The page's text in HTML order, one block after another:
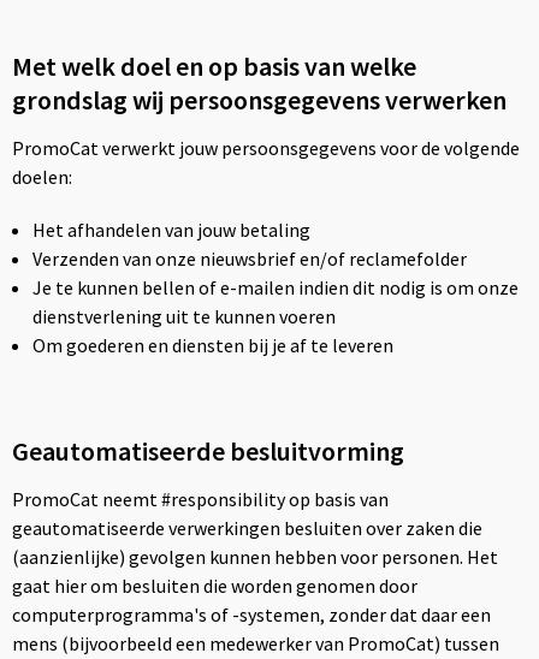
Reistassensets
Papieren tassen
Waterbestendige tassen
Duffeltassen
Met welk doel en op basis van welke
grondslag wij persoonsgegevens verwerken
PromoCat verwerkt jouw persoonsgegevens voor de volgende
doelen:
Het afhandelen van jouw betaling
Verzenden van onze nieuwsbrief en/of reclamefolder
Je te kunnen bellen of e-mailen indien dit nodig is om onze
dienstverlening uit te kunnen voeren
Om goederen en diensten bij je af te leveren
Geautomatiseerde besluitvorming
PromoCat neemt #responsibility op basis van
geautomatiseerde verwerkingen besluiten over zaken die
(aanzienlijke) gevolgen kunnen hebben voor personen. Het
gaat hier om besluiten die worden genomen door
computerprogramma's of -systemen, zonder dat daar een
mens (bijvoorbeeld een medewerker van PromoCat) tussen